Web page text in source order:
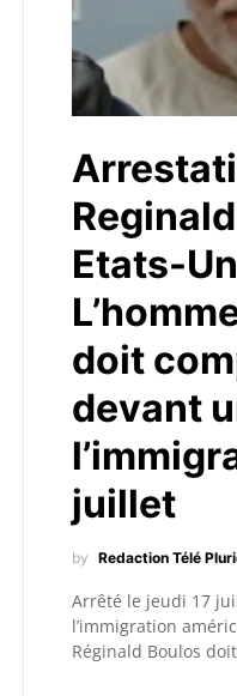
Etats-
doit
devant
juillet
by Redaction Télé
Arrêté le jeudi 17
l’immigration
Réginald Boulos